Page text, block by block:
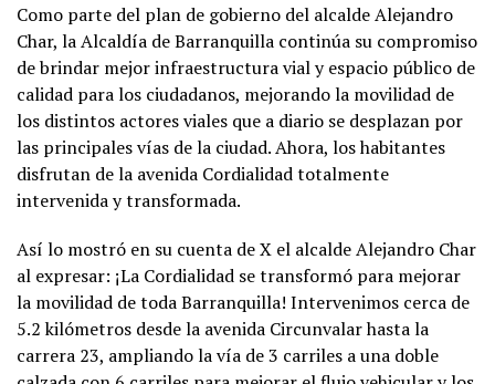
Como parte del plan de gobierno del alcalde Alejandro
Char, la Alcaldía de Barranquilla continúa su compromiso
de brindar mejor infraestructura vial y espacio público de
calidad para los ciudadanos, mejorando la movilidad de
los distintos actores viales que a diario se desplazan por
las principales vías de la ciudad. Ahora, los habitantes
disfrutan de la avenida Cordialidad totalmente
intervenida y transformada.
Así lo mostró en su cuenta de X el alcalde Alejandro Char
al expresar: ¡La Cordialidad se transformó para mejorar
la movilidad de toda Barranquilla! Intervenimos cerca de
5.2 kilómetros desde la avenida Circunvalar hasta la
carrera 23, ampliando la vía de 3 carriles a una doble